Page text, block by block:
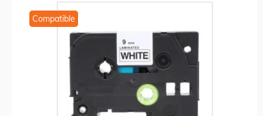
Compatible